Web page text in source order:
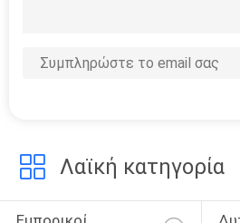
Λαϊκή κατηγορία